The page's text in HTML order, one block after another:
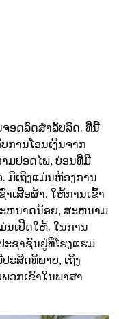
ຈອດລົດສໍາລັບລົດ. ທີ່ນີ້
ການໂອນເງິນຈາກ
ມປອດໄພ, ບ່ອນທີ່ມີ
ມີເຖິງແມ່ນຫ້ອງການ
ເສື້ອຜ້າ. ໃຫ້ການເຂົ້າ
ະຫນາດນ້ອຍ, ສະຫນາມ
ເປີດໃຫ້. ໃນການ
ະຊາຊົນຢູ່ທີ່ໂຮງແຮມ
ສິດທິພາບ, ເຖິງ
ວກເຂົາໃນພາສາ